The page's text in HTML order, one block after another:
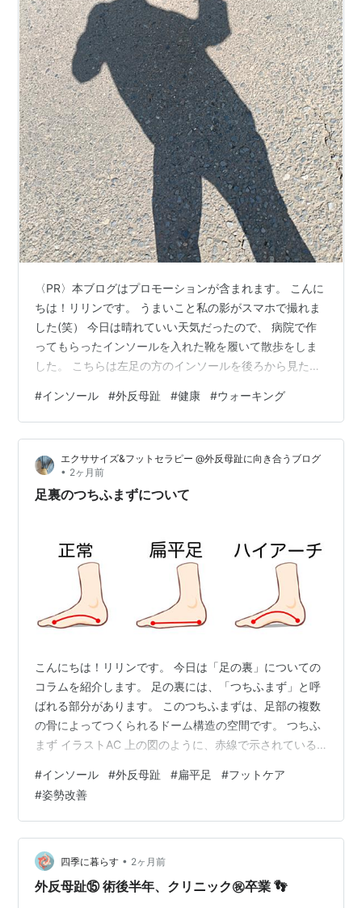
〈PR〉本ブログはプロモーションが含まれます。 こんに
ちは！リリンです。 うまいこと私の影がスマホで撮れま
した(笑） 今日は晴れていい天気だったので、 病院で作
ってもらったインソールを入れた靴を履いて散歩をしま
した。 こちらは左足の方のインソールを後ろから見た写
すよね。 これは、私の踵が内側に傾いているので、その
傾きを矯正する目的で 内側部分が高くなっているんで
す。 私が使っているインソールは踵の位置を矯正してく
れるタイプでして、 去年の秋頃に整形外科の義肢装具士
さんにつくってもらったものです。 ずっと使い続けてい
て思うのが、 外反母趾の痛み…
#インソール #外反母趾 #健康 #ウォーキング
エクササイズ&フットセラピー @外反母趾に向き合うブログ
• 2ヶ月前
足裏のつちふまずについて
こんにちは！リリンです。 今日は「足の裏」についての
コラムを紹介します。 足の裏には、「つちふまず」と呼
ばれる部分があります。 このつちふまずは、足部の複数
の骨によってつくられるドーム構造の空間です。 つちふ
まず イラストAC 上の図のように、赤線で示されている
ームのような形になっていますが、 平らな形だったり持
ち上がっているような形になっている人もいます。 つち
ふまずの役割としては、 足が床や地面に着地したときの
衝撃を受け止めたり、 歩くときや走るときに前に進む力
（推進力）を生み出したりします。 次に、下の写真をご
覧ください。 上の写真は、…
#インソール #外反母趾 #扁平足 #フットケア
#姿勢改善
四季に暮らす • 2ヶ月前
外反母趾⑮ 術後半年、クリニック㊗️卒業 👣